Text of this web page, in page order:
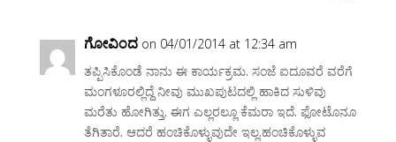
ಗೋವಿಂದ on 04/01/2014 at 12:34 am
ತಪ್ಪಿಸಿಕೊಂಡೆ ನಾನು ಈ ಕಾರ್ಯಕ್ರಮ. ಸಂಜೆ ಐದೂವರೆ ವರೆಗೆ
ಮಂಗಳೂರಲ್ಲಿದ್ದೆ ನೀವು ಮುಖಪುಟದಲ್ಲಿ ಹಾಕಿದ ಸುಳಿವು
ಮರೆತು ಹೋಗಿತ್ತು. ಈಗ ಎಲ್ಲರಲ್ಲೂ ಕೆಮರಾ ಇದೆ. ಫೋಟೊನೂ
ತೆಗಿತಾರೆ. ಆದರೆ ಹಂಚಿಕೊಳ್ಳುವುದೇ ಇಲ್ಲ.ಹಂಚಿಕೊಳ್ಳುವ